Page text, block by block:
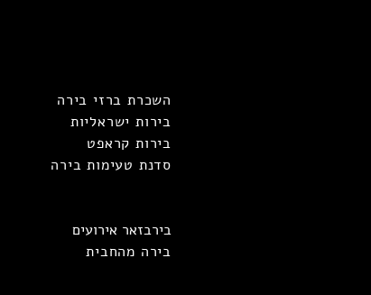
השכרת ברזי בירה
בירות ישראליות
בירות קראפט
סדנת טעימות בירה
בירבזאר אירועים
בירה מהחבית